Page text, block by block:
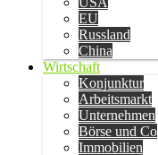
EU
Russland
China
Wirtschaft
Konjunktur
Arbeitsmarkt
Unternehmen
Börse und Co
Immobilien